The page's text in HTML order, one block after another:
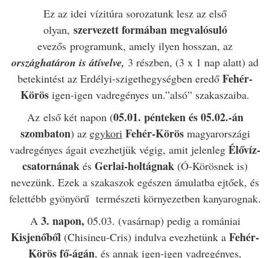
Ez az idei vízitúra sorozatunk lesz az első
olyan, szervezett formában megvalósuló
evezős programunk, amely ilyen hosszan, az
országhatáron is átívelve, 3 részben, (3 x 1 nap alatt) ad
betekintést az Erdélyi-szigethegységben eredő Fehér-
Körös igen-igen vadregényes un.”alsó” szakaszaiba.
Az első két napon (05.01. pénteken és 05.02.-án
szombaton) az egykori Fehér-Körösmagyarországi
vadregényes ágait evezhetjük végig, amit jelenleg Élővíz-
csatornának és Gerlai-holtágnak (Ó-Körösnek is)
nevezünk. Ezek a szakaszok egészen ámulatba ejtőek, és
felettébb gyönyörű természeti környezetben kanyarognak.
A 3. napon, 05.03. (vasárnap) pedig a romániai
Kisjenőből (Chisineu-Cris) indulva evezhetünk a Fehér-
Körös fő-ágán, és annak igen-igen vadregényes,